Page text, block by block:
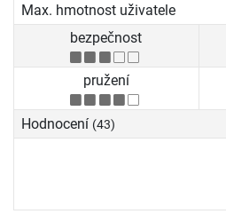
Max. hmotnost uživatele
bezpečnost
pružení
Hodnocení (43)